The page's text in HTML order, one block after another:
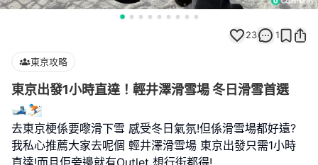
23 1
東京攻略
東京出發1小時直達！輕井澤滑雪場 冬日滑雪首選
🎿⛷️
去東京梗係要嚟滑下雪 感受冬日氣氛!但係滑雪場都好遠?
我私心推薦大家去呢個 輕井澤滑雪場 東京出發只需1小時